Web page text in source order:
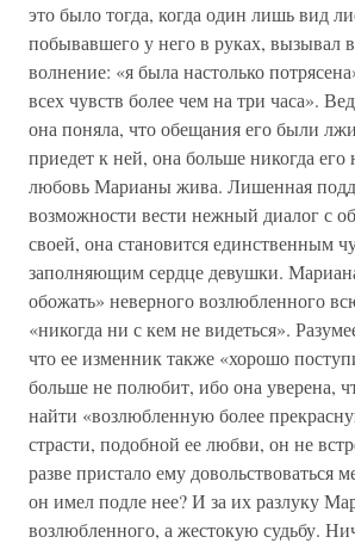
это было тогда, когда один лишь вид
побывавшего у него в руках, вызывал
волнение: «я была настолько
всех чувств более чем на три часа».
она поняла, что обещания его были
приедет к ней, она больше никогда
любовь Марианы жива. Лишенная
возможности вести нежный диалог с
своей, она становится единственным
заполняющим сердце девушки.
обожать» неверного возлюбленного
«никогда ни с кем не видеться».
что ее изменник также «хорошо
больше не полюбит, ибо она уверена,
найти «возлюбленную более
страсти, подобной ее любви, он не
разве пристало ему довольствоваться
он имел подле нее? И за их разлуку
возлюбленного, а жестокую судьбу.